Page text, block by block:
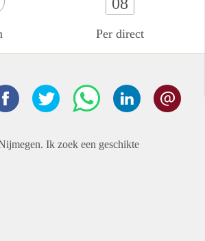
Per direct
Ik zoek een geschikte